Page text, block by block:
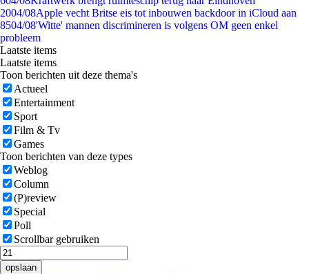
2004/08Apple vecht Britse eis tot inbouwen backdoor in iCloud aan
8504/08'Witte' mannen discrimineren is volgens OM geen enkel
probleem
Laatste items
Laatste items
Toon berichten uit deze thema's
Actueel
Entertainment
Sport
Film & Tv
Games
Toon berichten van deze types
Weblog
Column
(P)review
Special
Poll
Scrollbar gebruiken
opslaan